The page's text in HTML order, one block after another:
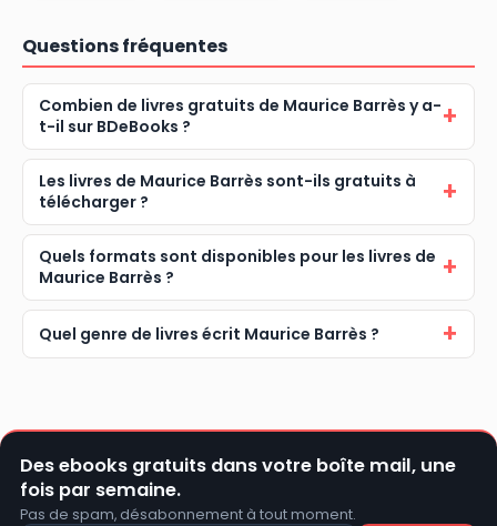
Questions fréquentes
Combien de livres gratuits de Maurice Barrès y a-
t-il sur BDeBooks ?
Les livres de Maurice Barrès sont-ils gratuits à
télécharger ?
Quels formats sont disponibles pour les livres de
Maurice Barrès ?
Quel genre de livres écrit Maurice Barrès ?
Des ebooks gratuits dans votre boîte mail, une
fois par semaine.
Pas de spam, désabonnement à tout moment.